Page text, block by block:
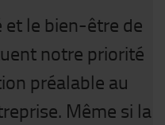
et le bien-être de
notre priorité
préalable au
Même si la